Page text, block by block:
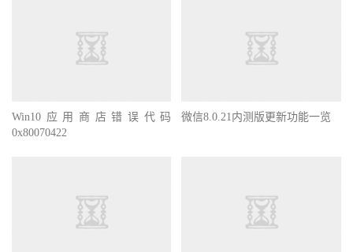
Win10应用商店错误代码
0x80070422
微信8.0.21内测版更新功能一览